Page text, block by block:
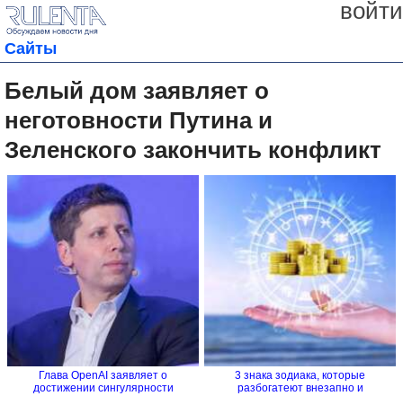
войти
Сайты
Белый дом заявляет о
неготовности Путина и
Зеленского закончить конфликт
Глава OpenAI заявляет о
достижении сингулярности
3 знака зодиака, которые
разбогатеют внезапно и